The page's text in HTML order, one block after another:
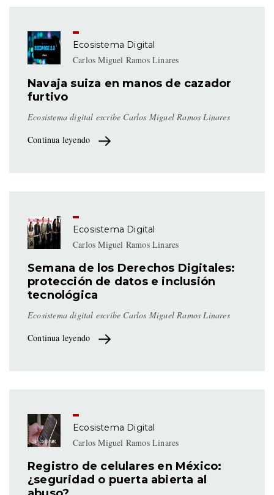
Ecosistema Digital
Carlos Miguel Ramos Linares
Navaja suiza en manos de cazador
furtivo
Ecosistema digital escribe Carlos Miguel Ramos Linares
Continua leyendo
Ecosistema Digital
Carlos Miguel Ramos Linares
Semana de los Derechos Digitales:
protección de datos e inclusión
tecnológica
Ecosistema digital escribe Carlos Miguel Ramos Linares
Continua leyendo
Ecosistema Digital
Carlos Miguel Ramos Linares
Registro de celulares en México:
¿seguridad o puerta abierta al